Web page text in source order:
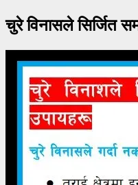
चुरे विनासले सिर्जित